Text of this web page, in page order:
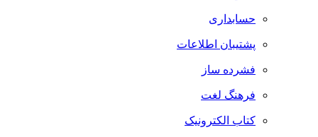
حسابداری
پشتیبان اطلاعات
فشرده ساز
فرهنگ لغت
کتاب الکترونیک